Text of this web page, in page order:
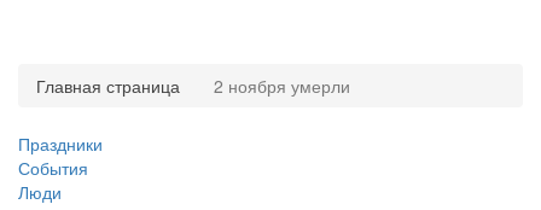
Главная страница 2 ноября умерли
Праздники
События
Люди